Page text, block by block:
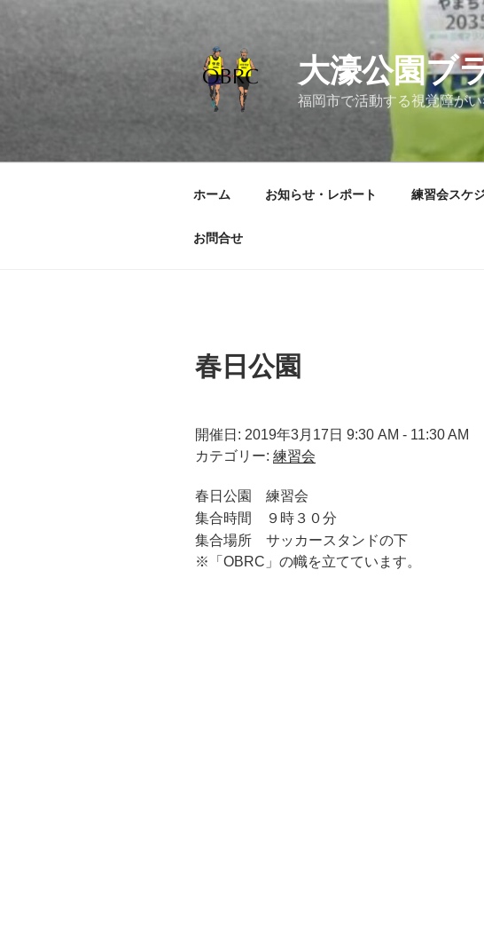
キ
大濠公園ブ
福岡市で活動する視覚障が
ホーム お知らせ・レポート 練習会スケ
お問合せ
春日公園
開催日: 2019年3月17日 9:30 AM - 11:30 AM
カテゴリー: 練習会
春日公園 練習会
集合時間 ９時３０分
集合場所
サッカースタンドの下
※「OBRC」の幟を立てています。